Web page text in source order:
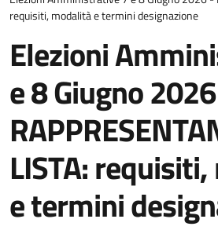
requisiti, modalità e termini designazione
Elezioni
e 8 Giugno
LISTA:
e termini